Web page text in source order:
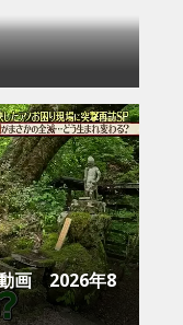
画 2026年8